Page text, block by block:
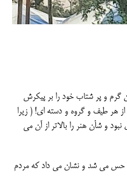
گرم و پر شتاب خود را بر پیکرش
هر طیف و گروه و دسته ای! ( زیرا
و شأن هنر را بالاتر از آن می
حس می شد و نشان می داد که مردم